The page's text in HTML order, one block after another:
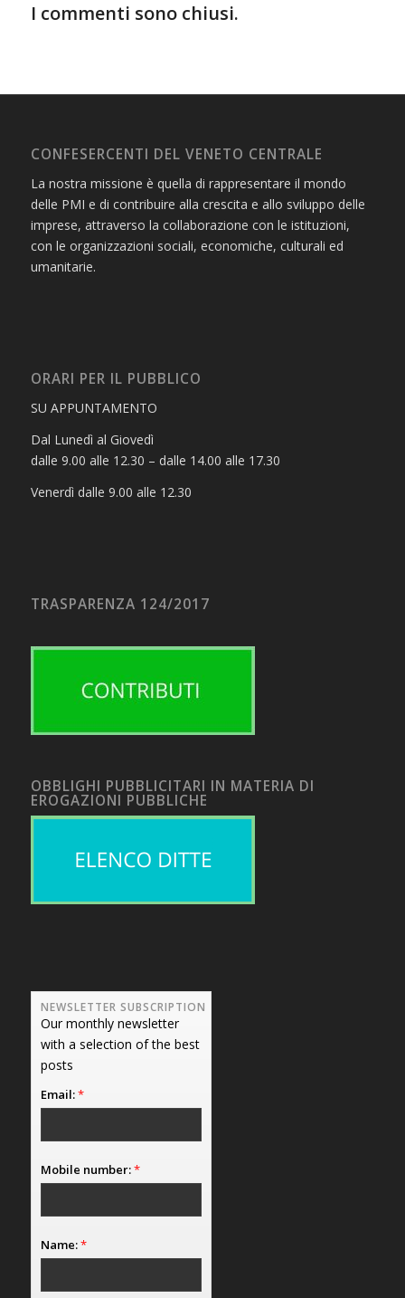
I commenti sono chiusi.
CONFESERCENTI DEL VENETO CENTRALE
La nostra missione è quella di rappresentare il mondo
delle PMI e di contribuire alla crescita e allo sviluppo delle
imprese, attraverso la collaborazione con le istituzioni,
con le organizzazioni sociali, economiche, culturali ed
umanitarie.
ORARI PER IL PUBBLICO
SU APPUNTAMENTO
Dal Lunedì al Giovedì
dalle 9.00 alle 12.30 – dalle 14.00 alle 17.30
Venerdì dalle 9.00 alle 12.30
TRASPARENZA 124/2017
OBBLIGHI PUBBLICITARI IN MATERIA DI
EROGAZIONI PUBBLICHE
NEWSLETTER SUBSCRIPTION
Our monthly newsletter
with a selection of the best
posts
Email:*
Mobile number:*
Name:*